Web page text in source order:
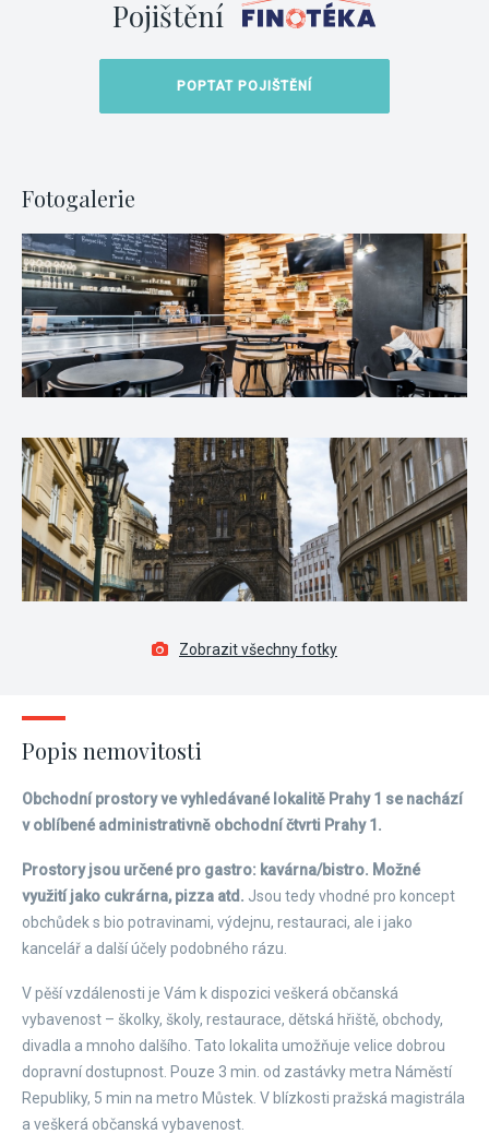
Pojištění
POPTAT POJIŠTĚNÍ
Fotogalerie
Zobrazit všechny fotky
Popis nemovitosti
Obchodní prostory ve vyhledávané lokalitě Prahy 1 se nachází
v oblíbené administrativně obchodní čtvrti Prahy 1.
Prostory jsou určené pro gastro: kavárna/bistro. Možné
využití jako cukrárna, pizza atd. Jsou tedy vhodné pro koncept
obchůdek s bio potravinami, výdejnu, restauraci, ale i jako
kancelář a další účely podobného rázu.
V pěší vzdálenosti je Vám k dispozici veškerá občanská
vybavenost – školky, školy, restaurace, dětská hřiště, obchody,
divadla a mnoho dalšího. Tato lokalita umožňuje velice dobrou
dopravní dostupnost. Pouze 3 min. od zastávky metra Náměstí
Republiky, 5 min na metro Můstek. V blízkosti pražská magistrála
a veškerá občanská vybavenost.